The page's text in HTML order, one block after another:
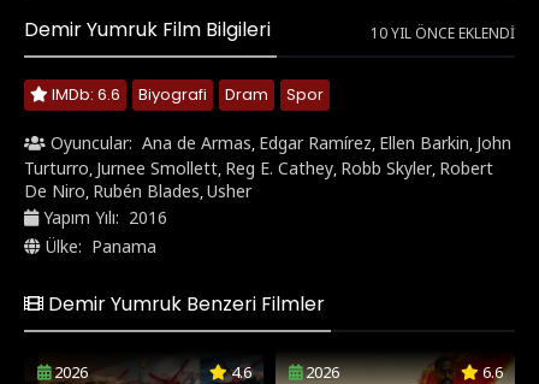
Demir Yumruk Film Bilgileri 10 YIL ÖNCE EKLENDI
IMDb: 6.6 Biyografi Dram Spor
Oyuncular: Ana de Armas, Edgar Ramírez, Ellen Barkin, John
Turturro, Jurnee Smollett, Reg E. Cathey, Robb Skyler, Robert
De Niro, Rubén Blades,Usher
Yapım Yılı: 2016
Ülke: Panama
Demir Yumruk Benzeri Filmler
2026 4.6 2026 6.6